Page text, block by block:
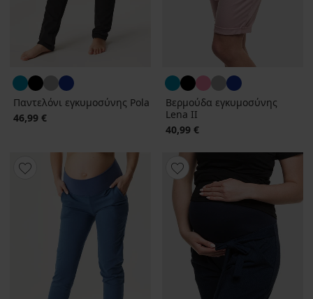
Παντελόνι εγκυμοσύνης Pola
46,99 €
Βερμούδα εγκυμοσύνης
Lena II
40,99 €